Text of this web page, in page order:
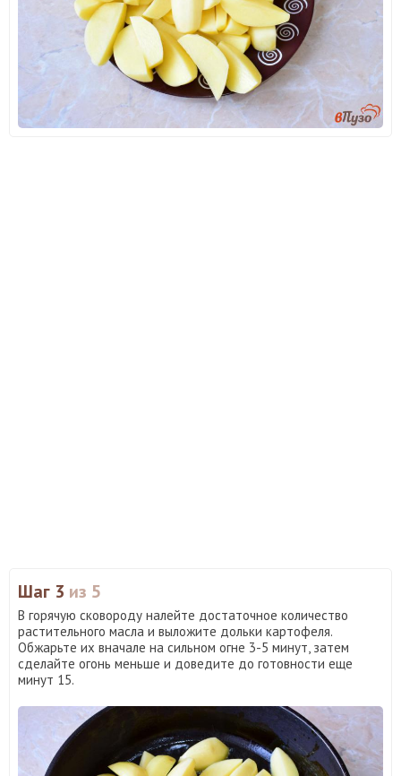
Шаг 3 из 5
В горячую сковороду налейте достаточное количество
растительного масла и выложите дольки картофеля.
Обжарьте их вначале на сильном огне 3-5 минут, затем
сделайте огонь меньше и доведите до готовности еще
минут 15.